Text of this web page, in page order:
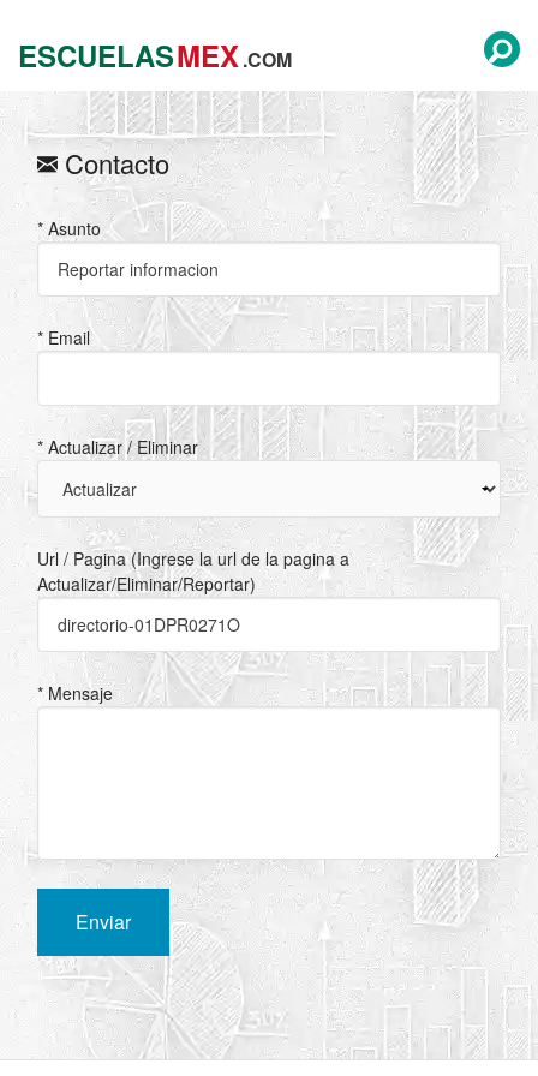
ESCUELASMEX.COM
Contacto
* Asunto
* Email
* Actualizar / Eliminar
Url / Pagina (Ingrese la url de la pagina a
Actualizar/Eliminar/Reportar)
* Mensaje
Enviar